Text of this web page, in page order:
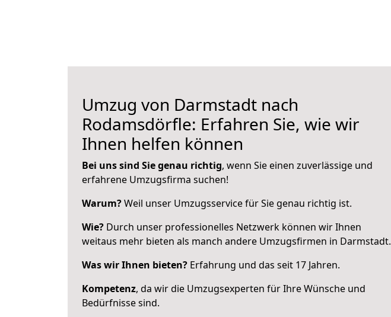
Umzug von Darmstadt nach
Rodamsdörfle: Erfahren Sie, wie wir
Ihnen helfen können
Bei uns sind Sie genau richtig, wenn Sie einen zuverlässige und
erfahrene Umzugsfirma suchen!
Warum?Weil unser Umzugsservice für Sie genau richtig ist.
Wie? Durch unser professionelles Netzwerk können wir Ihnen
weitaus mehr bieten als manch andere Umzugsfirmen in Darmstadt.
Was wir Ihnen bieten? Erfahrung und das seit 17 Jahren.
Kompetenz, da wir die Umzugsexperten für Ihre Wünsche und
Bedürfnisse sind.